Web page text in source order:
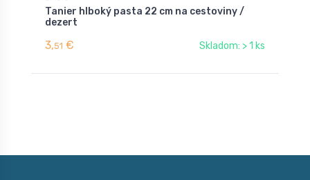
Tanier hlboký pasta 22 cm na cestoviny /
dezert
3,51 € Skladom: > 1 ks